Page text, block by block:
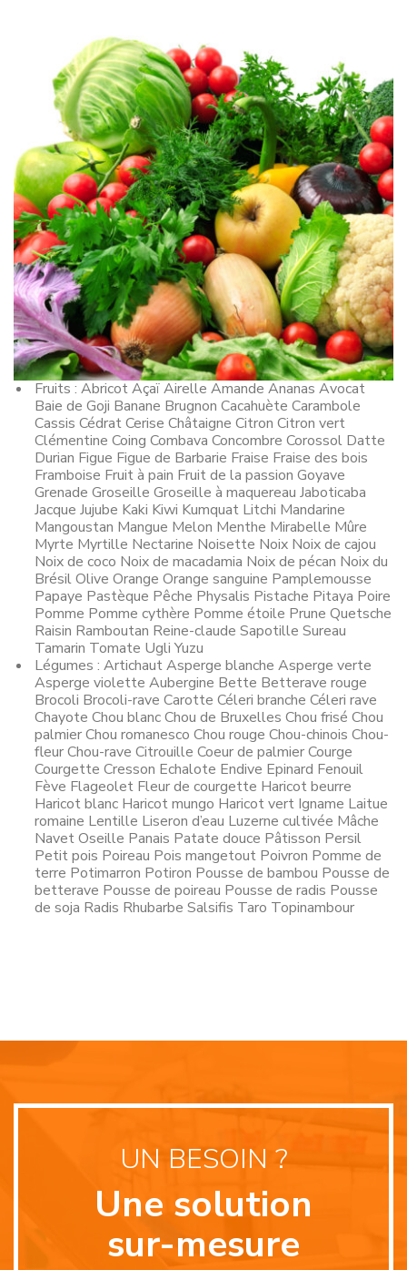
Fruits : Abricot Açaï Airelle Amande Ananas Avocat
Baie de Goji Banane Brugnon Cacahuète Carambole
Cassis Cédrat Cerise Châtaigne Citron Citron vert
Clémentine Coing Combava Concombre Corossol Datte
Durian Figue Figue de Barbarie Fraise Fraise des bois
Framboise Fruit à pain Fruit de la passion Goyave
Grenade Groseille Groseille à maquereau Jaboticaba
Jacque Jujube Kaki Kiwi Kumquat Litchi Mandarine
Mangoustan Mangue Melon Menthe Mirabelle Mûre
Myrte Myrtille Nectarine Noisette Noix Noix de cajou
Noix de coco Noix de macadamia Noix de pécan Noix du
Brésil Olive Orange Orange sanguine Pamplemousse
Papaye Pastèque Pêche Physalis Pistache Pitaya Poire
Pomme Pomme cythère Pomme étoile Prune Quetsche
Raisin Ramboutan Reine-claude Sapotille Sureau
Tamarin Tomate Ugli Yuzu
Légumes : Artichaut Asperge blanche Asperge verte
Asperge violette Aubergine Bette Betterave rouge
Brocoli Brocoli-rave Carotte Céleri branche Céleri rave
Chayote Chou blanc Chou de Bruxelles Chou frisé Chou
palmier Chou romanesco Chou rouge Chou-chinois Chou-
fleur Chou-rave Citrouille Coeur de palmier Courge
Courgette Cresson Echalote Endive Epinard Fenouil
Fève Flageolet Fleur de courgette Haricot beurre
Haricot blanc Haricot mungo Haricot vert Igname Laitue
romaine Lentille Liseron d’eau Luzerne cultivée Mâche
Navet Oseille Panais Patate douce Pâtisson Persil
Petit pois Poireau Pois mangetout Poivron Pomme de
terre Potimarron Potiron Pousse de bambou Pousse de
betterave Pousse de poireau Pousse de radis Pousse
de soja Radis Rhubarbe Salsifis Taro Topinambour
UN BESOIN ?
Une solution
sur-mesure